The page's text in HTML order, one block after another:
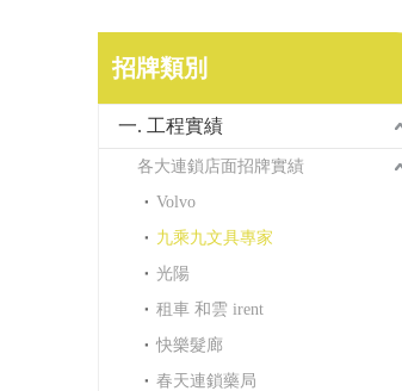
招牌類別
一. 工程實績
各大連鎖店面招牌實績
Volvo
九乘九文具專家
光陽
租車 和雲 irent
快樂髮廊
春天連鎖藥局